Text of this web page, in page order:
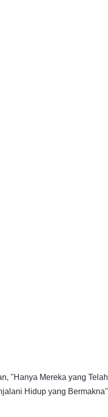
"Hanya Mereka yang Telah
Hidup yang Bermakna"